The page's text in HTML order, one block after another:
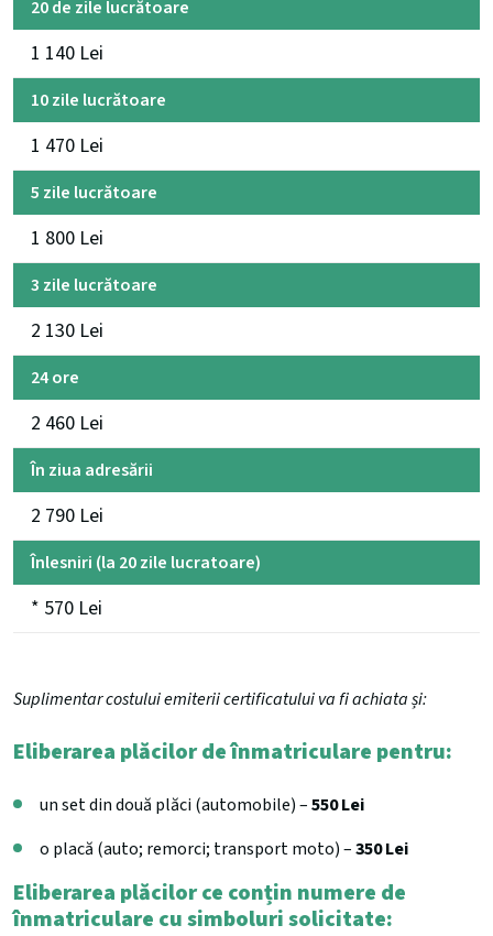
20 de zile lucrătoare
1 140 Lei
10 zile lucrătoare
1 470 Lei
5 zile lucrătoare
1 800 Lei
3 zile lucrătoare
2 130 Lei
24 ore
2 460 Lei
În ziua adresării
2 790 Lei
Înlesniri (la 20 zile lucratoare)
* 570 Lei
Suplimentar costului emiterii certificatului va fi achiata și:
Eliberarea plăcilor de înmatriculare pentru:
un set din două plăci (automobile) –550 Lei
o placă (auto; remorci; transport moto) –350 Lei
Eliberarea plăcilor ce conțin numere de
înmatriculare cu simboluri solicitate: